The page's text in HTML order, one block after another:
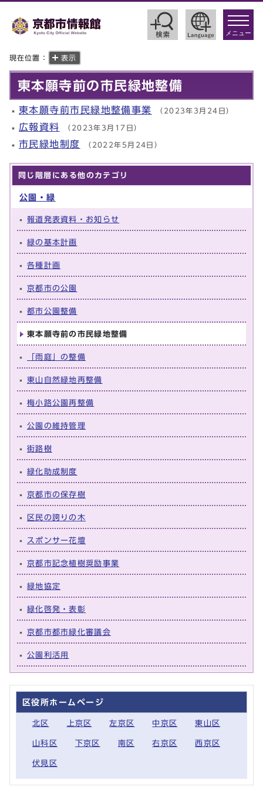
toggle
メニュー
現在位置： 表示
東本願寺前の市民緑地整備
東本願寺前市民緑地整備事業 （2023年3月24日）
広報資料 （2023年3月17日）
市民緑地制度 （2022年5月24日）
同じ階層にある他のカテゴリ
公園・緑
報道発表資料・お知らせ
緑の基本計画
各種計画
京都市の公園
都市公園整備
東本願寺前の市民緑地整備
「雨庭」の整備
東山自然緑地再整備
梅小路公園再整備
公園の維持管理
街路樹
緑化助成制度
京都市の保存樹
区民の誇りの木
スポンサー花壇
京都市記念植樹奨励事業
緑地協定
緑化啓発・表彰
京都市都市緑化審議会
公園利活用
区役所ホームページ
北区 上京区 左京区 中京区 東山区
山科区 下京区 南区 右京区 西京区
伏見区